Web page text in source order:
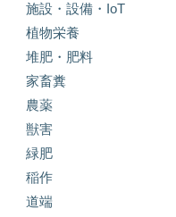
施設・設備・IoT
植物栄養
堆肥・肥料
家畜糞
農薬
獣害
緑肥
稲作
道端